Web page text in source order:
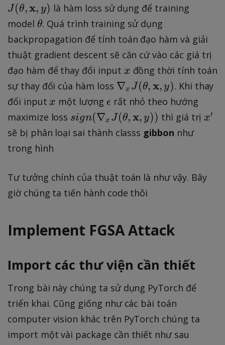
a
t
h
b
f{
t
a
},
J(θ,x, y) là hàm loss sử dụng để training
model \
t
e
t
a
θ. Quá trình training sử dụng
backpropagation để tính toán đạo hàm và giải
thuật gradient descent sẽ căn cứ vào các giá trị
đạo hàm để thay đổi input x
x đồng thời tính toán
sự thay đổi của hàm loss \
n
a
bl
a
x
}
\
t
h
b
f{
\
t
∇x J(θ,x, y). Khi thay
đổi input x
x một lượng \
p
s
n
ϵ rất nhỏ theo hướng
maximize loss si
g
n
a
_
x
}
J
(
\
m
a
sign(∇x J(θ,x, y)) thì giá trị x
x′
sẽ bị phân loại sai thành classs gibbon như
trong hình
Tư tưởng chính của thuật toán là như vậy. Bây
giờ chúng ta tiến hành code thôi
Implement FGSA Attack
Import các thư viện cần thiết
Trong bài này chúng ta sử dụng PyTorch để
triển khai. Cũng giống như các bài toán
computer vision khác trên PyTorch chúng ta
import một vài package cần thiết như sau